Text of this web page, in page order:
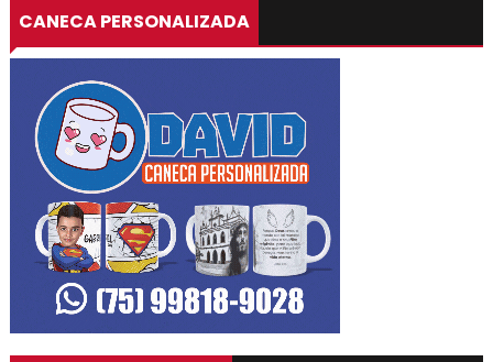
CANECA PERSONALIZADA